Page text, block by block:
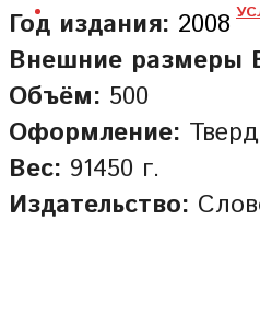
Год издания: 2008
Внешние размеры
Объём: 500
Оформление:
Вес: 91450 г.
Издательство: